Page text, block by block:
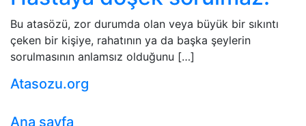
Bu atasözü, zor durumda olan veya büyük bir sıkıntı
çeken bir kişiye, rahatının ya da başka şeylerin
sorulmasının anlamsız olduğunu […]
Atasozu.org
Ana sayfa